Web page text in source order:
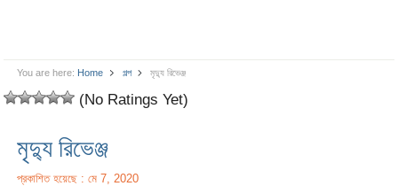
You are here: Home গল্প মৃদ্যু রিভেঞ্জ
(No Ratings Yet)
মৃদ্যু রিভেঞ্জ
প্রকাশিত হয়েছে : মে 7, 2020